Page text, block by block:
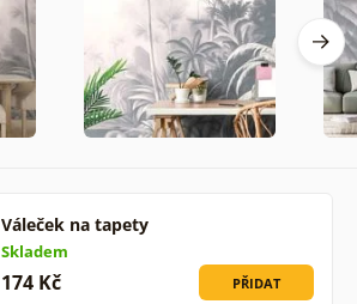
Váleček na tapety
Skladem
174 Kč PŘIDAT